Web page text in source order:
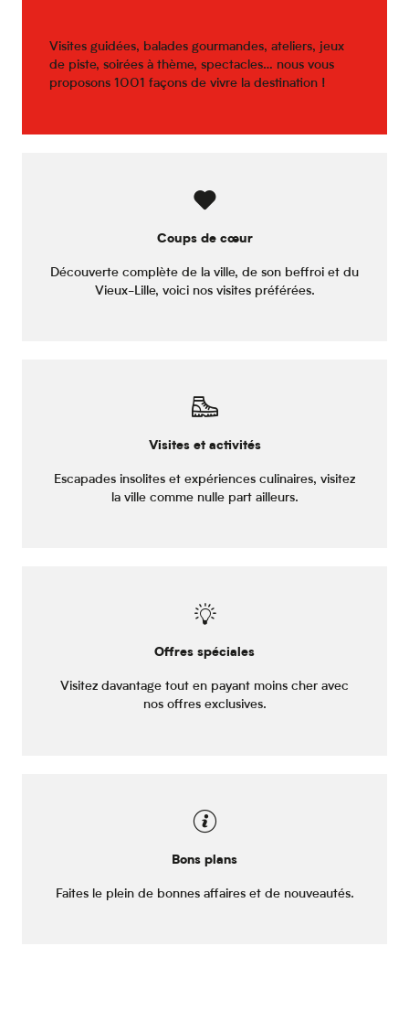
Visites guidées, balades gourmandes, ateliers, jeux
de piste, soirées à thème, spectacles… nous vous
proposons 1001 façons de vivre la destination !
Coups de cœur
Découverte complète de la ville, de son beffroi et du
Vieux-Lille, voici nos visites préférées.
Visites et activités
Escapades insolites et expériences culinaires, visitez
la ville comme nulle part ailleurs.
Offres spéciales
Visitez davantage tout en payant moins cher avec
nos offres exclusives.
Bons plans
Faites le plein de bonnes affaires et de nouveautés.